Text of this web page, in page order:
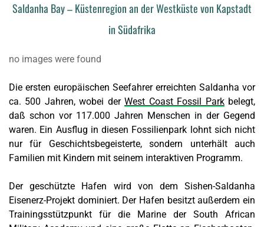
Saldanha Bay – Küstenregion an der Westküste von Kapstadt
in Südafrika
no images were found
Die ersten europäischen Seefahrer erreichten Saldanha vor
ca. 500 Jahren, wobei derWest Coast Fossil Parkbelegt,
daß schon vor 117.000 Jahren Menschen in der Gegend
waren. Ein Ausflug in diesen Fossilienpark lohnt sich nicht
nur für Geschichtsbegeisterte, sondern unterhält auch
Familien mit Kindern mit seinem interaktiven Programm.
Der geschützte Hafen wird von dem Sishen-Saldanha
Eisenerz-Projekt dominiert. Der Hafen besitzt außerdem ein
Trainingsstützpunkt für die Marine der South African